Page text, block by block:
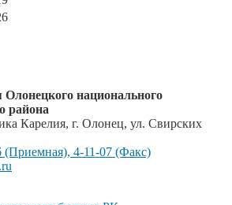
национального
района
Карелия, г. Олонец, ул. Свирских
(Приемная), 4-11-07 (Факс)